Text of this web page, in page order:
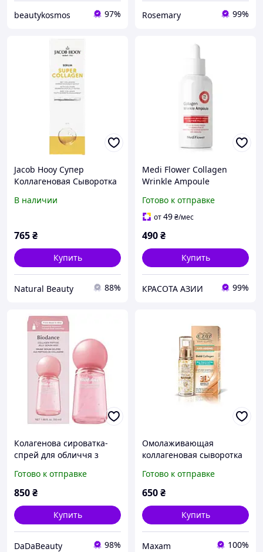
beautykosmos 97% Rosemary 99%
Jacob Hooy Супер
Коллагеновая Сыворотка
В наличии
765₴
Купить
Natural Beauty 88%
Medi Flower Collagen
Wrinkle Ampoule
для упругости и
эластичности кожи 100
Готово к отправке
от49₴/мес
490₴
Купить
КРАСОТА АЗИИ 99%
Колагенова сироватка-
спрей для обличчя з
Collagen Peptide Jelly
Serum Mist, 50ml
Готово к отправке
850₴
Купить
DaDaBeauty 98%
Омолаживающая
коллагеновая сыворотка
(ева голд) увлажняющая
Collagen, 30 мл "Wr"
Готово к отправке
650₴
Купить
Maxam 100%